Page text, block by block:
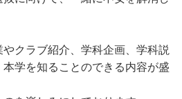
クラブ紹介、学科企画、学科説
学を知ることのできる内容が盛